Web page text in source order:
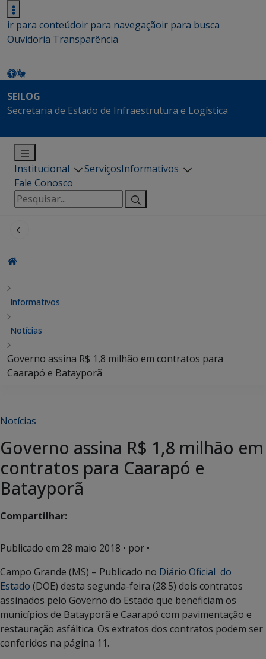
ir para conteúdoir para navegaçãoir para busca
Ouvidoria Transparência
SEILOG
Secretaria de Estado de Infraestrutura e Logística
Institucional ServiçosInformativos
Fale Conosco
Pesquisar
por:
Informativos
Notícias
Governo assina R$ 1,8 milhão em contratos para
Caarapó e Batayporã
Notícias
Governo assina R$ 1,8 milhão em
contratos para Caarapó e
Batayporã
Compartilhar:
Publicado em 28 maio 2018 • por •
Campo Grande (MS) – Publicado no Diário Oficial do
Estado (DOE) desta segunda-feira (28.5) dois contratos
assinados pelo Governo do Estado que beneficiam os
municípios de Batayporã e Caarapó com pavimentação e
restauração asfáltica. Os extratos dos contratos podem ser
conferidos na página 11.